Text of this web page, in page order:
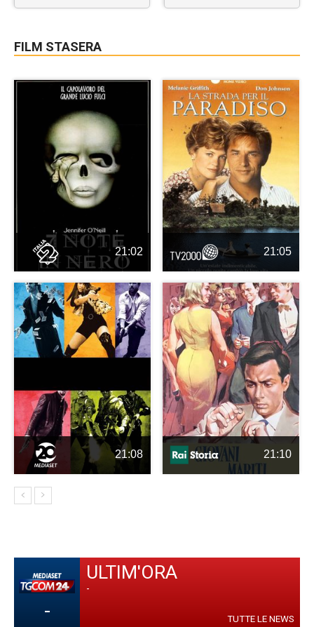
FILM STASERA
21:02 21:05
21:08 21:10
-
ULTIM'ORA
-
TUTTE LE NEWS